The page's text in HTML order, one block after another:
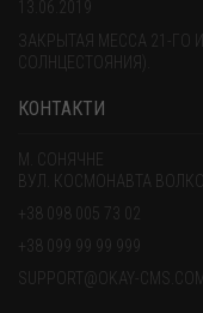
13.06.2019
ЗАКРЫТАЯ МЕССА 21-ГО
СОЛНЦЕСТОЯНИЯ).
КОНТАКТИ
М. СОНЯЧНЕ
ВУЛ. КОСМОНАВТА
+38 098 005 73 02
+38 099 99 99 999
SUPPORT@OKAY-CMS.COM